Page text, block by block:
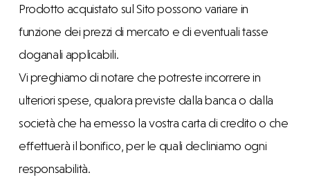
Prodotto acquistato sul Sito possono variare in
funzione dei prezzi di mercato e di eventuali tasse
doganali applicabili.
Vi preghiamo di notare che potreste incorrere in
ulteriori spese, qualora previste dalla banca o dalla
società che ha emesso la vostra carta di credito o che
effettuerà il bonifico, per le quali decliniamo ogni
responsabilità.